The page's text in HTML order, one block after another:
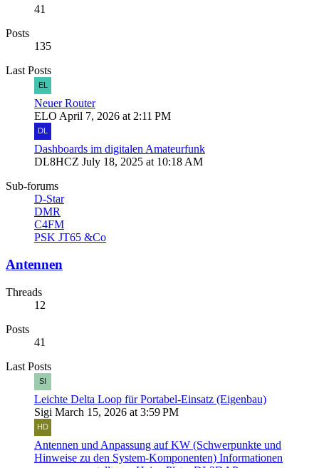
41
Posts
135
Last Posts
Neuer Router
ELO April 7, 2026 at 2:11 PM
Dashboards im digitalen Amateurfunk
DL8HCZ July 18, 2025 at 10:18 AM
Sub-forums
D-Star
DMR
C4FM
PSK JT65 &Co
Antennen
Threads
12
Posts
41
Last Posts
Leichte Delta Loop für Portabel-Einsatz (Eigenbau)
Sigi March 15, 2026 at 3:59 PM
Antennen und Anpassung auf KW (Schwerpunkte und
Hinweise zu den System-Komponenten) Informationen